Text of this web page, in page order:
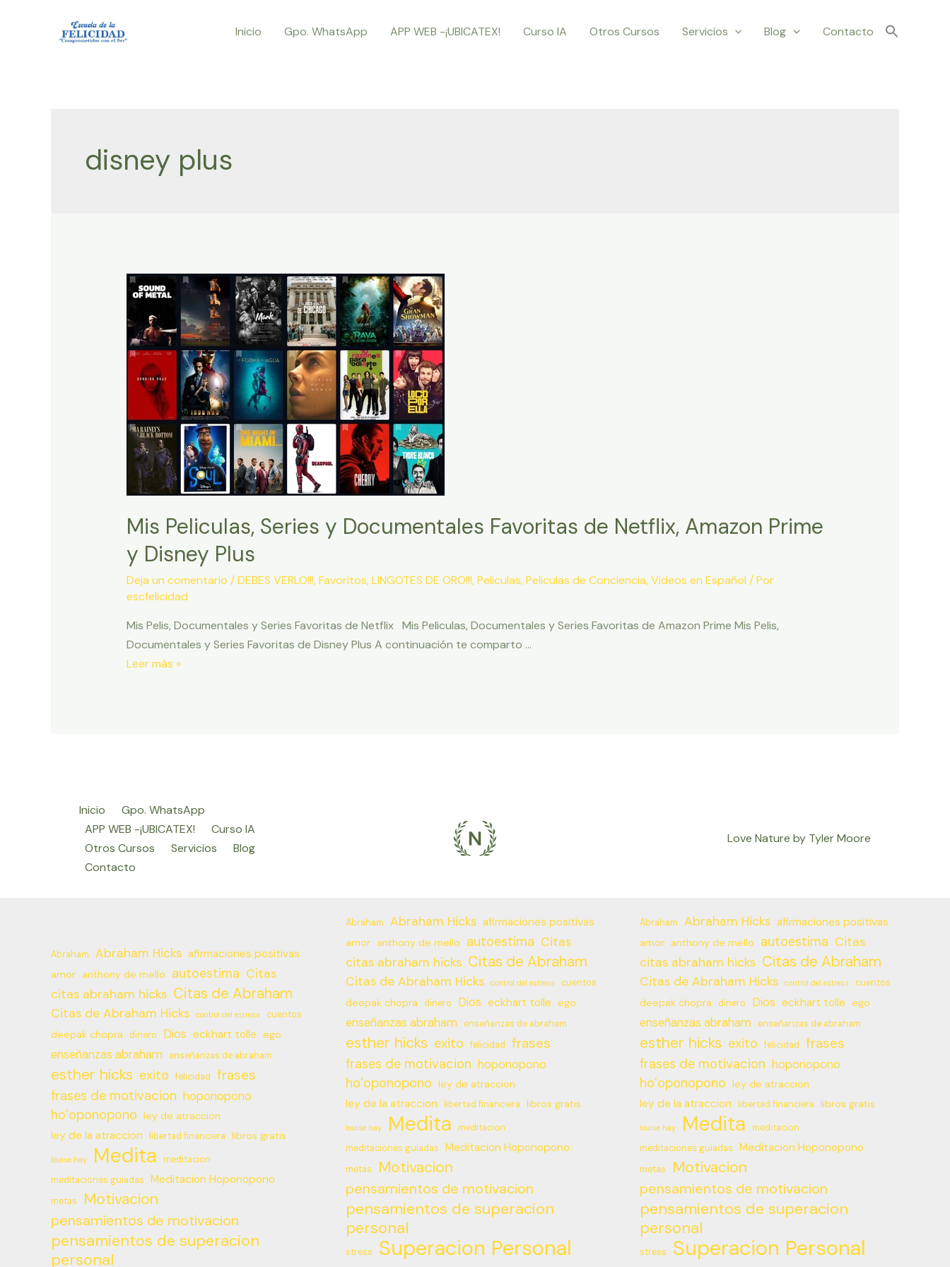
Inicio Gpo. WhatsApp APP WEB -¡UBICATEX! Curso IA Otros Cursos Servicios Blog Contacto
disney plus
Mis Peliculas, Series y Documentales Favoritas de Netflix, Amazon Prime
y Disney Plus
Deja un comentario /DEBES VERLO!!!,Favoritos,LINGOTES DE ORO!!!,Peliculas,Peliculas de Conciencia,Videos en Español / Por
escfelicidad
Mis Pelis, Documentales y Series Favoritas de Netflix Mis Peliculas, Documentales y Series Favoritas de Amazon Prime Mis Pelis,
Documentales y Series Favoritas de Disney Plus A continuación te comparto …
Mis
Amazon
Prime
y
Disney
Leer más »
Inicio
Gpo. WhatsApp
APP WEB -¡UBICATEX!
Curso IA
Otros Cursos
Servicios
Blog
Contacto
Love Nature by Tyler Moore
Abraham Abraham Hicks afirmaciones positivas
amor anthony de mello autoestima Citas
citas abraham hicks Citas de Abraham
Citas de Abraham Hicks control del estress cuentos
deepak chopra dinero Dios eckhart tolle ego
enseñanzas abraham enseñanzas de abraham
esther hicks exito felicidad frases
frases de motivacion hoponopono
ho’oponopono ley de atraccion
ley de la atraccion libertad financiera libros gratis
louise hay Medita
meditacion
meditaciones guiadas
Meditacion Hoponopono
metas Motivacion
pensamientos de motivacion
pensamientos de superacion
personal
Abraham Abraham Hicks afirmaciones positivas
amor anthony de mello autoestima Citas
citas abraham hicks Citas de Abraham
Citas de Abraham Hicks control del estress cuentos
deepak chopra dinero Dios eckhart tolle ego
enseñanzas abraham enseñanzas de abraham
esther hicks exito felicidad frases
frases de motivacion hoponopono
ho’oponopono ley de atraccion
ley de la atraccion libertad financiera libros gratis
louise hay Medita
meditacion
meditaciones guiadas
Meditacion Hoponopono
metas Motivacion
pensamientos de motivacion
pensamientos de superacion
personal
stress Superacion Personal
Abraham Abraham Hicks afirmaciones positivas
amor anthony de mello autoestima Citas
citas abraham hicks Citas de Abraham
Citas de Abraham Hicks control del estress cuentos
deepak chopra dinero Dios eckhart tolle ego
enseñanzas abraham enseñanzas de abraham
esther hicks exito felicidad frases
frases de motivacion hoponopono
ho’oponopono ley de atraccion
ley de la atraccion libertad financiera libros gratis
louise hay Medita
meditacion
meditaciones guiadas
Meditacion Hoponopono
metas Motivacion
pensamientos de motivacion
pensamientos de superacion
personal
stress Superacion Personal